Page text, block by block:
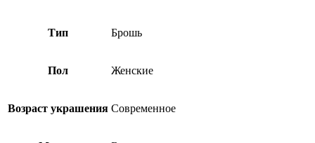
Тип Брошь
Пол Женские
Возраст украшения Современное